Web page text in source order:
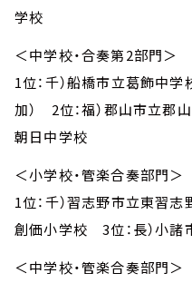
学校
＜中学校・合奏第2部門＞
1位：千）船橋市立葛飾中
加） 2位：福）郡山市立郡
朝日中学校
＜小学校・管楽合奏部門＞
1位：千）習志野市立東習
創価小学校 3位：長）小諸
＜中学校・管楽合奏部門＞